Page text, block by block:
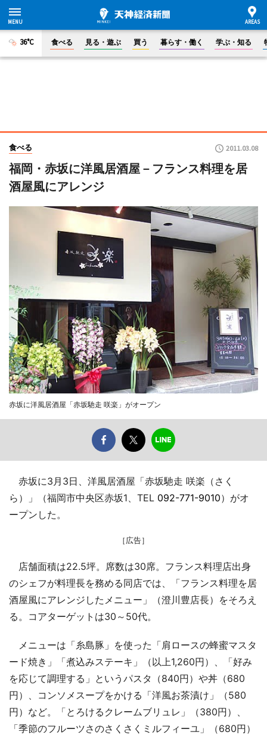
36°C 食べる 見る・遊ぶ 買う 暮らす・働く 学ぶ・知る
食べる 2011.03.08
福岡・赤坂に洋風居酒屋－フランス料理を居
酒屋風にアレンジ
赤坂に洋風居酒屋「赤坂馳走 咲楽」がオープン
赤坂に3月3日、洋風居酒屋「赤坂馳走 咲楽（さく
ら）」（福岡市中央区赤坂1、TEL 092-771-9010）がオ
ープンした。
［広告］
店舗面積は22.5坪。席数は30席。フランス料理店出身
のシェフが料理長を務める同店では、「フランス料理を居
酒屋風にアレンジしたメニュー」（澄川豊店長）をそろえ
る。コアターゲットは30～50代。
メニューは「糸島豚」を使った「肩ロースの蜂蜜マスタ
ード焼き」「煮込みステーキ」（以上1,260円）、「好み
を応じて調理する」というパスタ（840円）や丼（680
円）、コンソメスープをかける「洋風お茶漬け」（580
円）など。「とろけるクレームブリュレ」（380円）、
「季節のフルーツさのさくさくミルフィーユ」（680円）